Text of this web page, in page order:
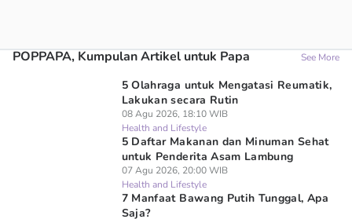
POPPAPA, Kumpulan Artikel untuk Papa See More
5 Olahraga untuk Mengatasi Reumatik,
Lakukan secara Rutin
08 Agu 2026, 18:10 WIB
Health and Lifestyle
5 Daftar Makanan dan Minuman Sehat
untuk Penderita Asam Lambung
07 Agu 2026, 20:00 WIB
Health and Lifestyle
7 Manfaat Bawang Putih Tunggal, Apa
Saja?